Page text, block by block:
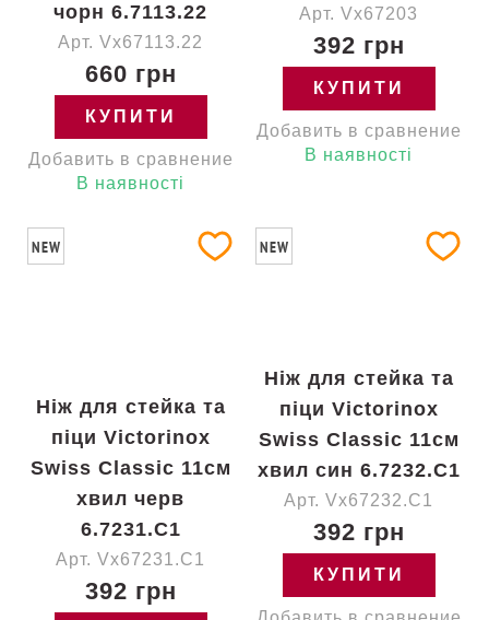
чорн 6.7113.22
Арт. Vx67113.22
660 грн
КУПИТИ
Добавить в сравнение
В наявності
Арт. Vx67203
392 грн
КУПИТИ
Добавить в сравнение
В наявності
NEW
Ніж для стейка та
піци Victorinox
Swiss Classic 11см
хвил черв
6.7231.C1
Арт. Vx67231.C1
392 грн
NEW
Ніж для стейка та
піци Victorinox
Swiss Classic 11см
хвил син 6.7232.C1
Арт. Vx67232.C1
392 грн
КУПИТИ